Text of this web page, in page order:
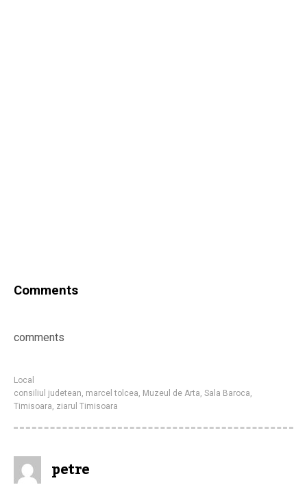
Comments
comments
Local
consiliul judetean, marcel tolcea, Muzeul de Arta, Sala Baroca,
Timisoara, ziarul Timisoara
petre